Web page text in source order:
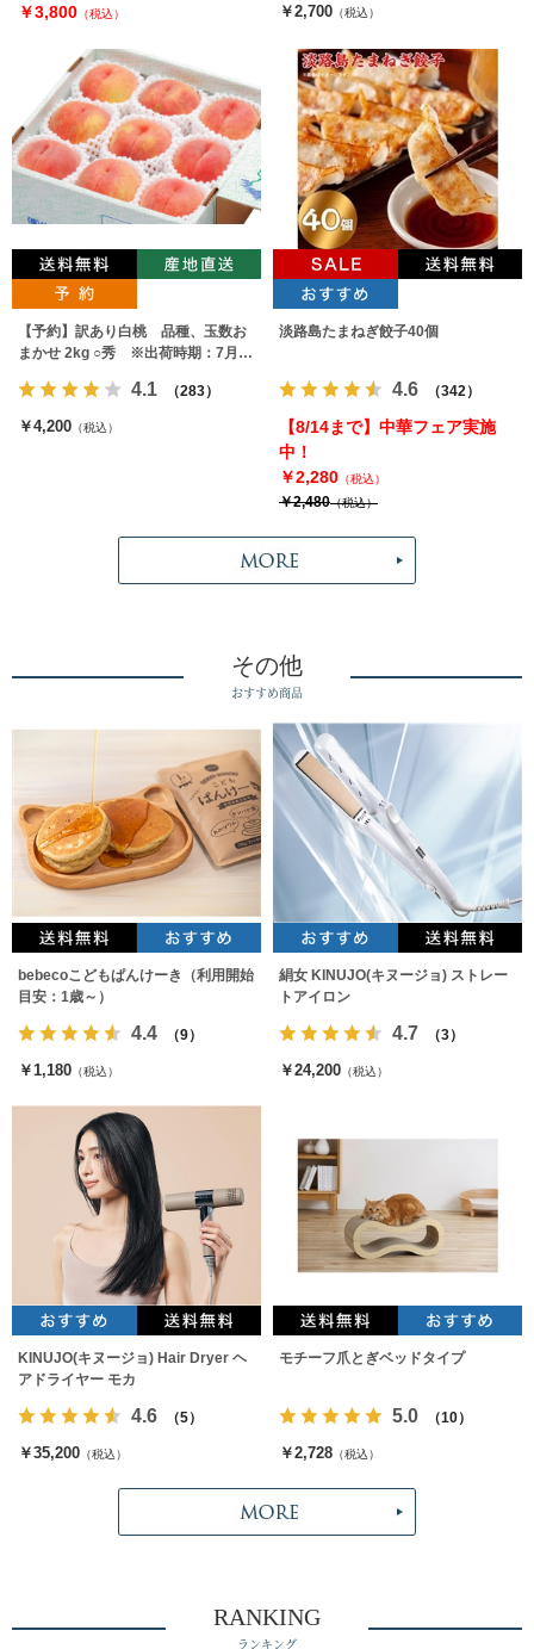
￥3,800 （税込） ￥2,700 （税込）
【予約】訳あり白桃 品種、玉数お
まかせ 2kg ○秀 ※出荷時期：7月下
4.1 （283）
￥4,200 （税込）
淡路島たまねぎ餃子40個
4.6 （342）
【8/14まで】中華フェア実施
中！
￥2,280 （税込）
￥2,480（税込）
その他
おすすめ商品
bebecoこどもぱんけーき（利用開始
目安：1歳～）
4.4 （9）
￥1,180 （税込）
絹女 KINUJO(キヌージョ) ストレー
トアイロン
4.7 （3）
￥24,200 （税込）
KINUJO(キヌージョ) Hair Dryer ヘ
アドライヤー モカ
4.6 （5）
￥35,200 （税込）
モチーフ爪とぎベッドタイプ
5.0 （10）
￥2,728 （税込）
RANKING
ランキング